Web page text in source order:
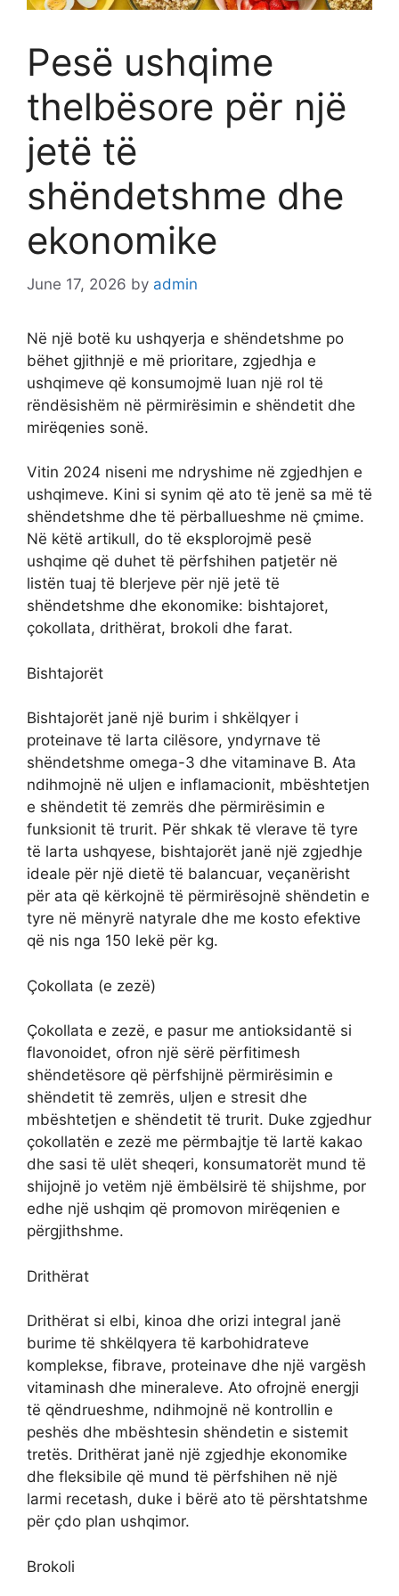
Pesë ushqime
thelbësore për një
jetë të
shëndetshme dhe
ekonomike
June 17, 2026 by admin
Në një botë ku ushqyerja e shëndetshme po
bëhet gjithnjë e më prioritare, zgjedhja e
ushqimeve që konsumojmë luan një rol të
rëndësishëm në përmirësimin e shëndetit dhe
mirëqenies sonë.
Vitin 2024 niseni me ndryshime në zgjedhjen e
ushqimeve. Kini si synim që ato të jenë sa më të
shëndetshme dhe të përballueshme në çmime.
Në këtë artikull, do të eksplorojmë pesë
ushqime që duhet të përfshihen patjetër në
listën tuaj të blerjeve për një jetë të
shëndetshme dhe ekonomike: bishtajoret,
çokollata, drithërat, brokoli dhe farat.
Bishtajorët
Bishtajorët janë një burim i shkëlqyer i
proteinave të larta cilësore, yndyrnave të
shëndetshme omega-3 dhe vitaminave B. Ata
ndihmojnë në uljen e inflamacionit, mbështetjen
e shëndetit të zemrës dhe përmirësimin e
funksionit të trurit. Për shkak të vlerave të tyre
të larta ushqyese, bishtajorët janë një zgjedhje
ideale për një dietë të balancuar, veçanërisht
për ata që kërkojnë të përmirësojnë shëndetin e
tyre në mënyrë natyrale dhe me kosto efektive
që nis nga 150 lekë për kg.
Çokollata (e zezë)
Çokollata e zezë, e pasur me antioksidantë si
flavonoidet, ofron një sërë përfitimesh
shëndetësore që përfshijnë përmirësimin e
shëndetit të zemrës, uljen e stresit dhe
mbështetjen e shëndetit të trurit. Duke zgjedhur
çokollatën e zezë me përmbajtje të lartë kakao
dhe sasi të ulët sheqeri, konsumatorët mund të
shijojnë jo vetëm një ëmbëlsirë të shijshme, por
edhe një ushqim që promovon mirëqenien e
përgjithshme.
Drithërat
Drithërat si elbi, kinoa dhe orizi integral janë
burime të shkëlqyera të karbohidrateve
komplekse, fibrave, proteinave dhe një vargësh
vitaminash dhe mineraleve. Ato ofrojnë energji
të qëndrueshme, ndihmojnë në kontrollin e
peshës dhe mbështesin shëndetin e sistemit
tretës. Drithërat janë një zgjedhje ekonomike
dhe fleksibile që mund të përfshihen në një
larmi recetash, duke i bërë ato të përshtatshme
për çdo plan ushqimor.
Brokoli